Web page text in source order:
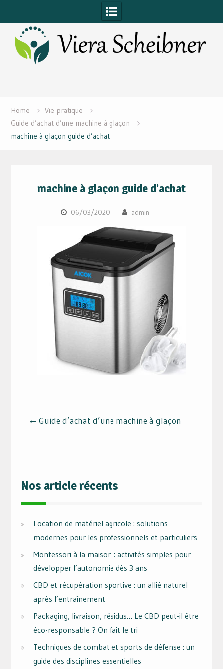
to
content
Home
Vie pratique
Guide d’achat d’une machine à glaçon
machine à glaçon guide d’achat
machine à glaçon guide d’achat
06/03/2020 admin
Guide d’achat d’une machine à glaçon
Nos article récents
Location de matériel agricole : solutions
modernes pour les professionnels et particuliers
Montessori à la maison : activités simples pour
développer l’autonomie dès 3 ans
CBD et récupération sportive : un allié naturel
après l’entraînement
Packaging, livraison, résidus… Le CBD peut-il être
éco-responsable ? On fait le tri
Techniques de combat et sports de défense : un
guide des disciplines essentielles